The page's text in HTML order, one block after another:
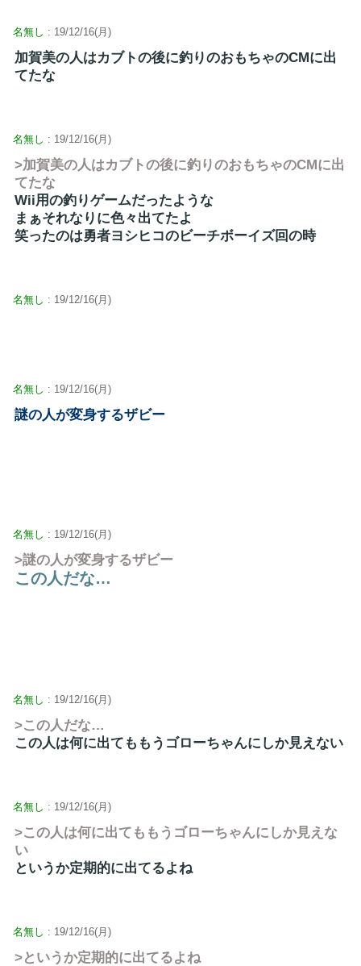
名無し : 19/12/16(月)
加賀美の人はカブトの後に釣りのおもちゃのCMに出
てたな
名無し : 19/12/16(月)
>加賀美の人はカブトの後に釣りのおもちゃのCMに出
てたな
Wii用の釣りゲームだったような
まぁそれなりに色々出てたよ
笑ったのは勇者ヨシヒコのビーチボーイズ回の時
名無し : 19/12/16(月)
名無し : 19/12/16(月)
謎の人が変身するザビー
名無し : 19/12/16(月)
>謎の人が変身するザビー
この人だな…
名無し : 19/12/16(月)
>この人だな…
この人は何に出てももうゴローちゃんにしか見えない
名無し : 19/12/16(月)
>この人は何に出てももうゴローちゃんにしか見えな
い
というか定期的に出てるよね
名無し : 19/12/16(月)
>というか定期的に出てるよね